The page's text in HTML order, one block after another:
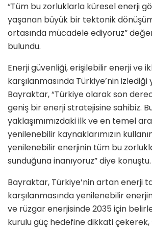
“Tüm bu zorluklarla küresel enerji
yaşanan büyük bir tektonik
ortasında mücadele ediyoruz”
bulundu.
Enerji güvenliği, erişilebilir enerji ve
karşılanmasında Türkiye’nin
Bayraktar, “Türkiye olarak son
geniş bir enerji stratejisine sahibiz.
yaklaşımımızdaki ilk ve en temel
yenilenebilir kaynaklarımızın
yenilenebilir enerjinin tüm bu
sunduğuna inanıyoruz” diye konuştu.
Bayraktar, Türkiye’nin artan enerji
karşılanmasında yenilenebilir
ve rüzgar enerjisinde 2035 için
kurulu güç hedefine dikkati çekerek,